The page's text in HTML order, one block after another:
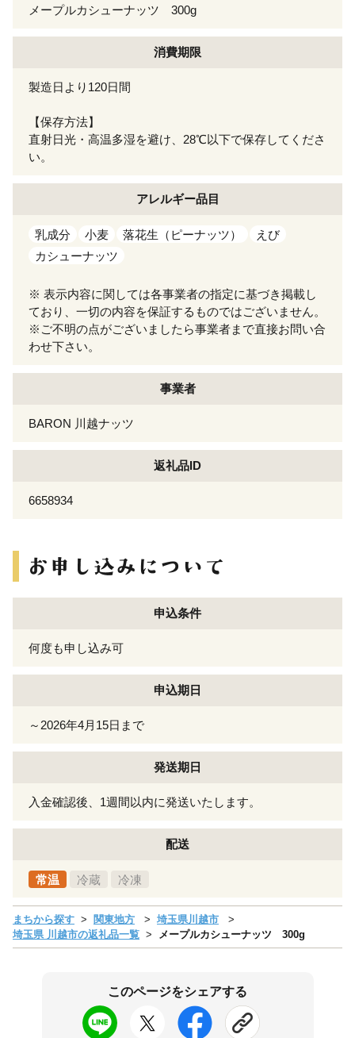
メープルカシューナッツ 300g
消費期限
製造日より120日間
【保存方法】
直射日光・高温多湿を避け、28℃以下で保存してくださ
い。
アレルギー品目
乳成分 小麦 落花生（ピーナッツ）
えび
カシューナッツ
※ 表示内容に関しては各事業者の指定に基づき掲載し
ており、一切の内容を保証するものではございません。
※ご不明の点がございましたら事業者まで直接お問い合
わせ下さい。
事業者
BARON 川越ナッツ
返礼品ID
6658934
申込条件
何度も申し込み可
申込期日
～2026年4月15日まで
発送期日
入金確認後、1週間以内に発送いたします。
配送
常温 冷蔵 冷凍
まちから探す 関東地方
埼玉県川越市
埼玉県 川越市の返礼品一覧
メープルカシューナッツ 300g
このページをシェアする